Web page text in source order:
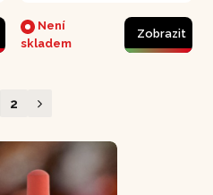
Není
skladem
Zobrazit
2